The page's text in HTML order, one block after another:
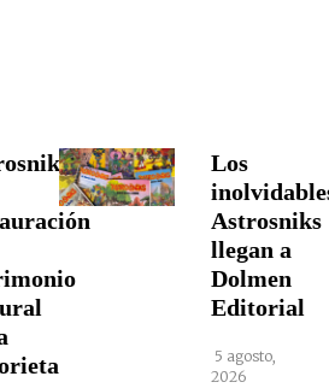
Los
Astrosniks
llegan a
Dolmen
Editorial
5 agosto,
2026